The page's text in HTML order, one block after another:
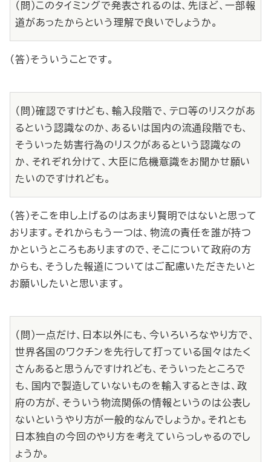
（問）このタイミングで発表されるのは、先ほど、一部報
道があったからという理解で良いでしょうか。
（答）そういうことです。
（問）確認ですけども、輸入段階で、テロ等のリスクがあ
るという認識なのか、あるいは国内の流通段階でも、
そういった妨害行為のリスクがあるという認識なの
か、それぞれ分けて、大臣に危機意識をお聞かせ願い
たいのですけれども。
（答）そこを申し上げるのはあまり賢明ではないと思って
おります。それからもう一つは、物流の責任を誰が持つ
かというところもありますので、そこについて政府の方
からも、そうした報道についてはご配慮いただきたいと
お願いしたいと思います。
（問）一点だけ、日本以外にも、今いろいろなやり方で、
世界各国のワクチンを先行して打っている国々はたく
さんあると思うんですけれども、そういったところで
も、国内で製造していないものを輸入するときは、政
府の方が、そういう物流関係の情報というのは公表し
ないというやり方が一般的なんでしょうか。それとも
日本独自の今回のやり方を考えていらっしゃるのでし
ょうか。